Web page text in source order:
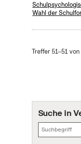
Wahl der
Treffer 51–51 von
Suche in